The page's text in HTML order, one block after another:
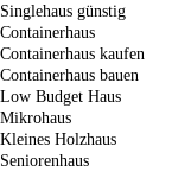
Singlehaus günstig
Containerhaus
Containerhaus kaufen
Containerhaus bauen
Low Budget Haus
Mikrohaus
Kleines Holzhaus
Seniorenhaus